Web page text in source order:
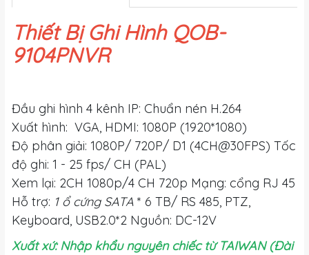
Thiết Bị Ghi Hình QOB-
9104PNVR
Đầu ghi hình 4 kênh IP: Chuẩn nén H.264
Xuất hình: VGA, HDMI: 1080P (1920*1080)
Độ phân giải: 1080P/ 720P/ D1 (4CH@30FPS) Tốc
độ ghi: 1 - 25 fps/ CH (PAL)
Xem lại: 2CH 1080p/4 CH 720p Mạng: cổng RJ 45
Hỗ trợ: 1 ổ cứng SATA * 6 TB/ RS 485, PTZ,
Keyboard, USB2.0*2 Nguồn: DC-12V
Xuất xứ: Nhập khẩu nguyên chiếc từ TAIWAN (Đài